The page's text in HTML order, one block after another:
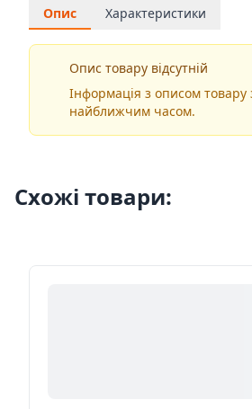
Опис Характеристики
Опис товару відсутній
Інформація з описом товару
найближчим часом.
Схожі товари: